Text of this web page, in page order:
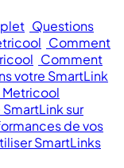
Questions
Comment
Comment
votre SmartLink
Metricool
sur
de vos
SmartLinks